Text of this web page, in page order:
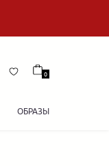
0
ОБРАЗЫ